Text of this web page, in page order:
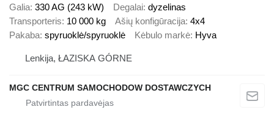
Galia 330 AG (243 kW) Degalai dyzelinas
Transporteris 10 000 kg Ašių konfigūracija 4x4
Pakaba spyruoklė/spyruoklė Kėbulo markė Hyva
Lenkija, ŁAZISKA GÓRNE
MGC CENTRUM SAMOCHODOW DOSTAWCZYCH